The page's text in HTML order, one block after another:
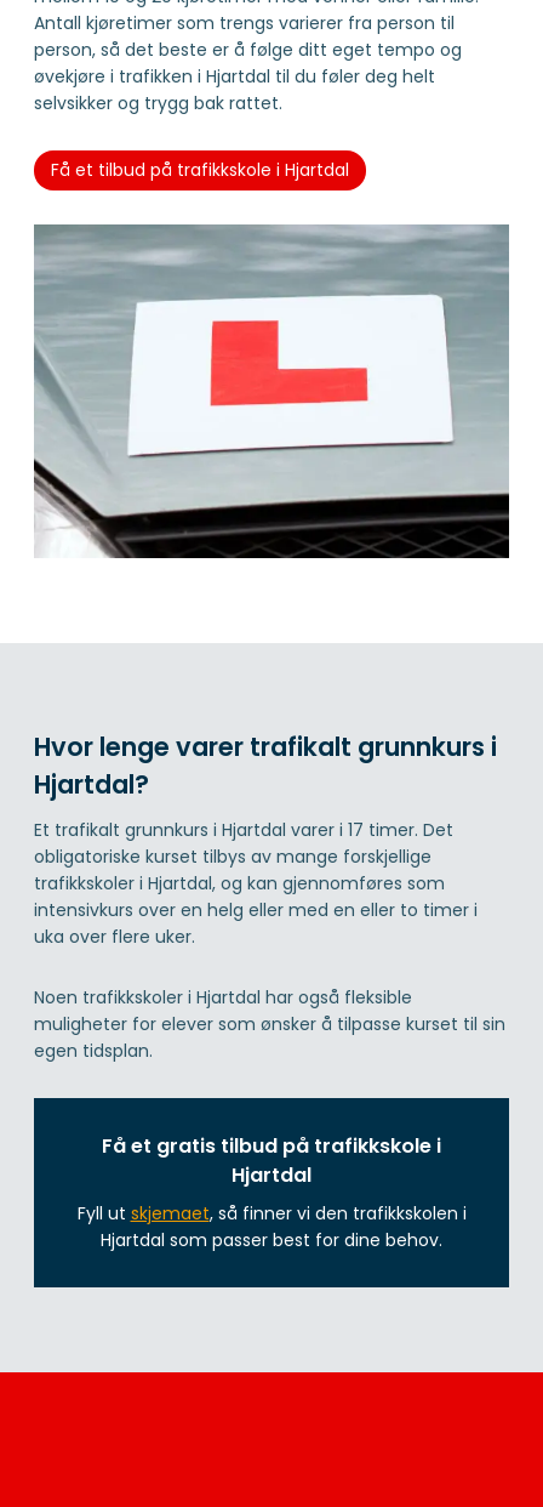
Antall kjøretimer som trengs varierer fra person til
person, så det beste er å følge ditt eget tempo og
øvekjøre i trafikken i Hjartdal til du føler deg helt
selvsikker og trygg bak rattet.
Få et tilbud på trafikkskole i Hjartdal
Hvor lenge varer trafikalt grunnkurs i
Hjartdal?
Et trafikalt grunnkurs i Hjartdal varer i 17 timer. Det
obligatoriske kurset tilbys av mange forskjellige
trafikkskoler i Hjartdal, og kan gjennomføres som
intensivkurs over en helg eller med en eller to timer i
uka over flere uker.
Noen trafikkskoler i Hjartdal har også fleksible
muligheter for elever som ønsker å tilpasse kurset til sin
egen tidsplan.
Få et gratis tilbud på trafikkskole i
Hjartdal
Fyll ut skjemaet, så finner vi den trafikkskolen i
Hjartdal som passer best for dine behov.